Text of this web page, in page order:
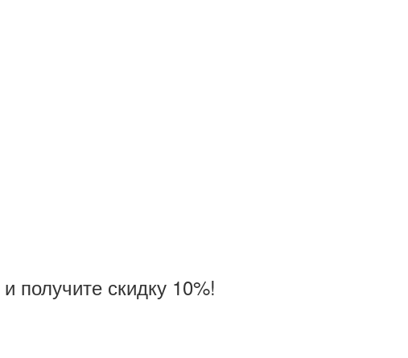
получите скидку 10%!